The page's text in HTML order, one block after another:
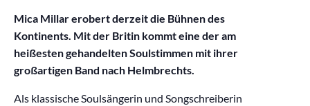
Mica Millar erobert derzeit die Bühnen des
Kontinents. Mit der Britin kommt eine der am
heißesten gehandelten Soulstimmen mit ihrer
großartigen Band nach Helmbrechts.
Als klassische Soulsängerin und Songschreiberin